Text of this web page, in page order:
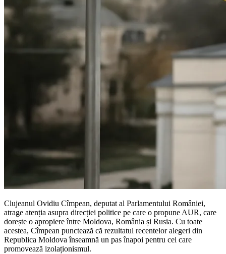
Clujeanul Ovidiu Cîmpean, deputat al Parlamentului României,
atrage atenția asupra direcției politice pe care o propune AUR, care
dorește o apropiere între Moldova, România și Rusia. Cu toate
acestea, Cîmpean punctează că rezultatul recentelor alegeri din
Republica Moldova înseamnă un pas înapoi pentru cei care
promovează izolaționismul.